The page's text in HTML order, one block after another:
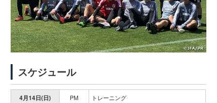
スケジュール
4月14日(日) PM トレーニング